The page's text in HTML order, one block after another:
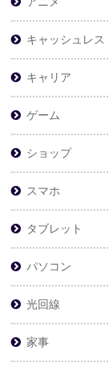
キャッシュレス
キャリア
ゲーム
ショップ
スマホ
タブレット
パソコン
光回線
家事